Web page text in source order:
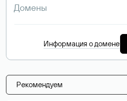
Информация о домене
Рекомендуем